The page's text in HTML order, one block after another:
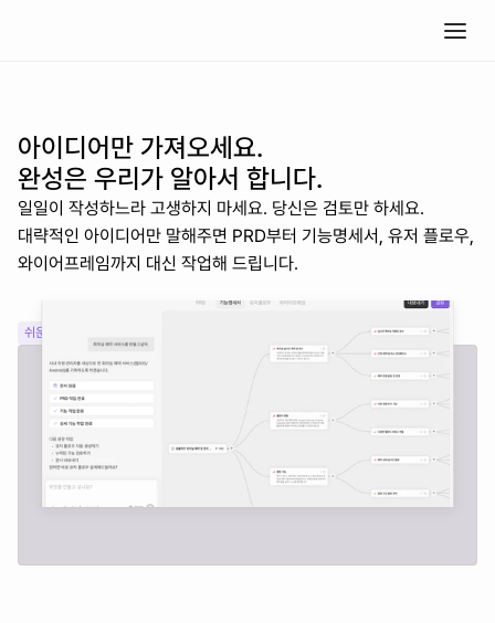
아이디어만 가져오세요.
완성은 우리가 알아서 합니다.
일일이 작성하느라 고생하지 마세요. 당신은 검토만 하세요.
대략적인 아이디어만 말해주면 PRD부터 기능명세서, 유저 플로우,
와이어프레임까지 대신 작업해 드립니다.
쉬운 시작